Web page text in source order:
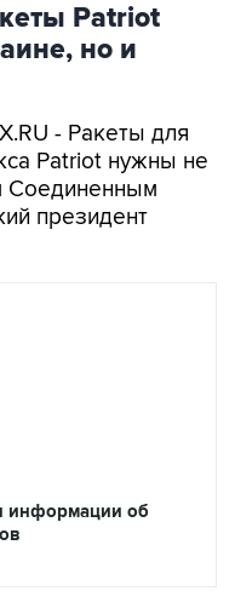
Patriot
но и
- Ракеты для
Patriot нужны не
Соединенным
президент
информации об